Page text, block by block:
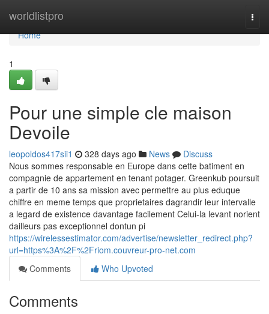
worldlistpro
Home
Home
1
Pour une simple cle maison
Devoile
leopoldos417sii1 328 days ago News
Discuss
Nous sommes responsable en Europe dans cette batiment en
compagnie de appartement en tenant potager. Greenkub poursuit
a partir de 10 ans sa mission avec permettre au plus eduque
chiffre en meme temps que proprietaires dagrandir leur intervalle
a legard de existence davantage facilement Celui-la levant norient
dailleurs pas exceptionnel dontun pi
https://wirelessestimator.com/advertise/newsletter_redirect.php?
url=https%3A%2F%2Friom.couvreur-pro-net.com
Comments
Who Upvoted
Comments